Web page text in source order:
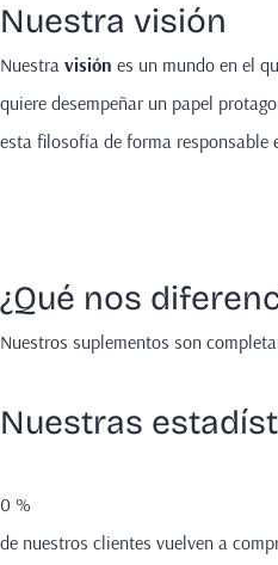
Nuestra visión
Nuestra visión es un mundo en el
quiere desempeñar un papel
esta filosofía de forma
¿Qué nos
Nuestros suplementos son
Nuestras
0 %
de nuestros clientes vuelven a